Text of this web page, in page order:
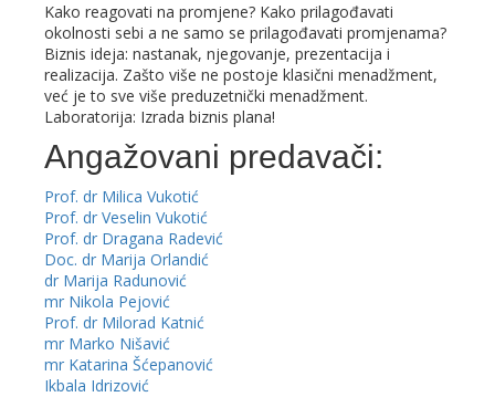
Kako reagovati na promjene? Kako prilagođavati
okolnosti sebi a ne samo se prilagođavati promjenama?
Biznis ideja: nastanak, njegovanje, prezentacija i
realizacija. Zašto više ne postoje klasični menadžment,
već je to sve više preduzetnički menadžment.
Laboratorija: Izrada biznis plana!
Angažovani predavači:
Prof. dr Milica Vukotić
Prof. dr Veselin Vukotić
Prof. dr Dragana Radević
Doc. dr Marija Orlandić
dr Marija Radunović
mr Nikola Pejović
Prof. dr Milorad Katnić
mr Marko Nišavić
mr Katarina Šćepanović
Ikbala Idrizović